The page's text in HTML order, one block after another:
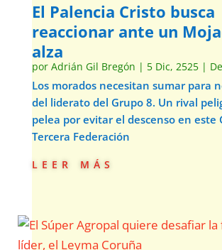
El Palencia Cristo busca
reaccionar ante un
alza
por Adrián Gil Bregón | 5 Dic, 2525|
Los morados necesitan sumar para
del liderato del Grupo 8. Un rival
pelea por evitar el descenso en este
Tercera Federación
leer más